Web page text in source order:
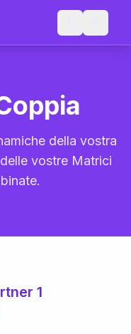
della vostra
vostre Matrici
1